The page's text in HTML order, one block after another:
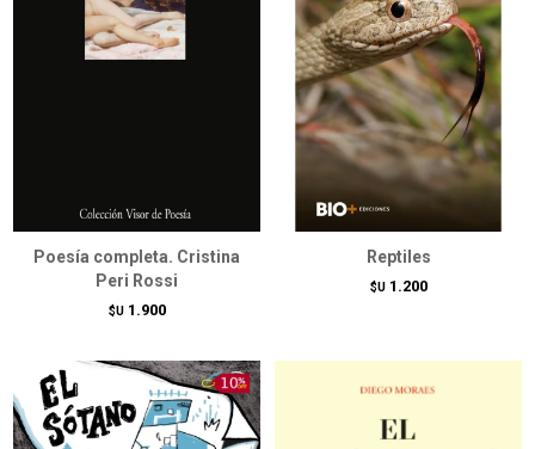
Poesía completa. Cristina
Peri Rossi
$U 1.900
Reptiles
$U 1.200